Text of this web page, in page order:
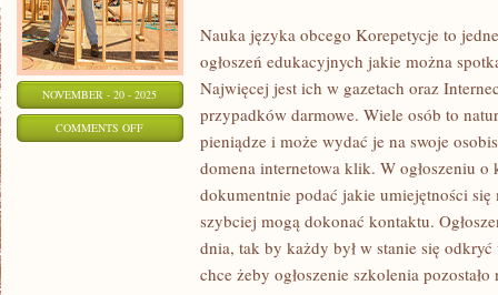
NOVEMBER - 20 - 2025
COMMENTS OFFON
KSZTAŁTOWAĆ
Nauka języka obcego Korepetycje to
ogłoszeń edukacyjnych jakie można
Najwięcej jest ich w gazetach oraz
przypadków darmowe. Wiele osób to
pieniądze i może wydać je na swoje
domena internetowa klik. W ogłoszeniu o
dokumentnie podać jakie umiejętności
szybciej mogą dokonać kontaktu.
dnia, tak by każdy był w stanie się
chce żeby ogłoszenie szkolenia pozostało